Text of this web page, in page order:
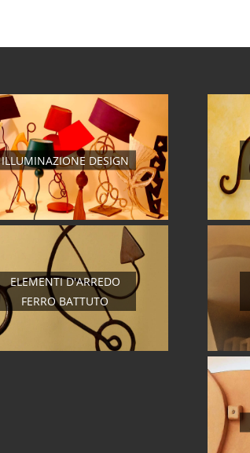
ILLUMINAZIONE DESIGN
ELEMENTI D'ARREDO
FERRO BATTUTO